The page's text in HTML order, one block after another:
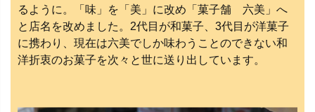
るように。「味」を「美」に改め「菓子舗 六美」へ
と店名を改めました。2代目が和菓子、3代目が洋菓子
に携わり、現在は六美でしか味わうことのできない和
洋折衷のお菓子を次々と世に送り出しています。